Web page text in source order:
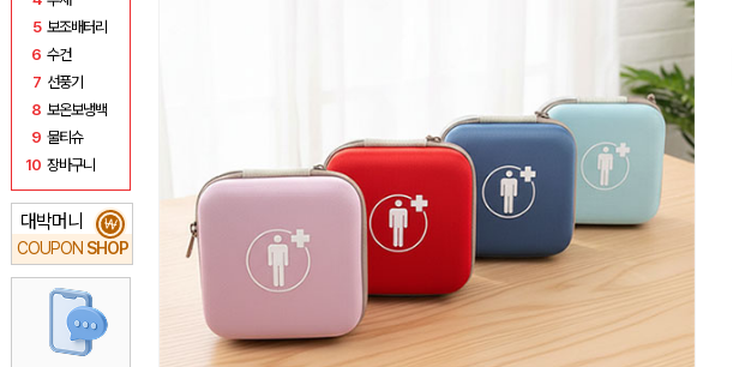
5 보조배터리
6 수건
7 선풍기
8 보온보냉백
9 물티슈
10 장바구니
대박머니
COUPON SHOP
₩